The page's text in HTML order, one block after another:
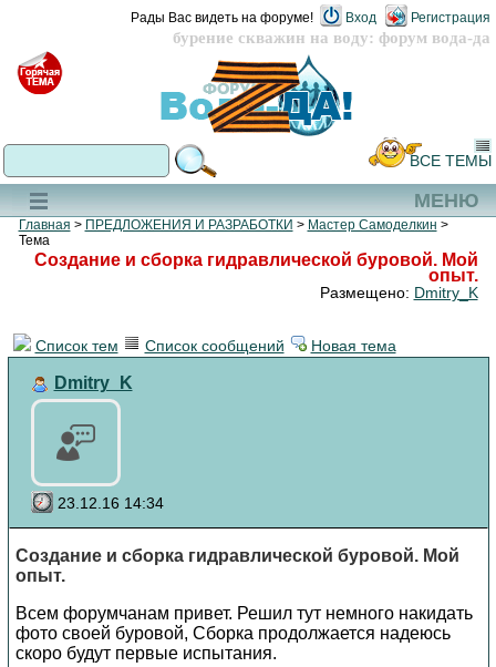
бурение скважин на воду: форум вода-да
Рады Вас видеть на форуме! Вход Регистрация
МЕНЮ
ВСЕ ТЕМЫ
Главная > ПРЕДЛОЖЕНИЯ И РАЗРАБОТКИ > Мастер Самоделкин >
Тема
Создание и сборка гидравлической буровой. Мой
опыт.
Размещено: Dmitry_K
Список тем Список сообщений Новая тема
Dmitry_K
23.12.16 14:34
Создание и сборка гидравлической буровой. Мой
опыт.
Всем форумчанам привет. Решил тут немного накидать
фото своей буровой, Сборка продолжается надеюсь
скоро будут первые испытания.